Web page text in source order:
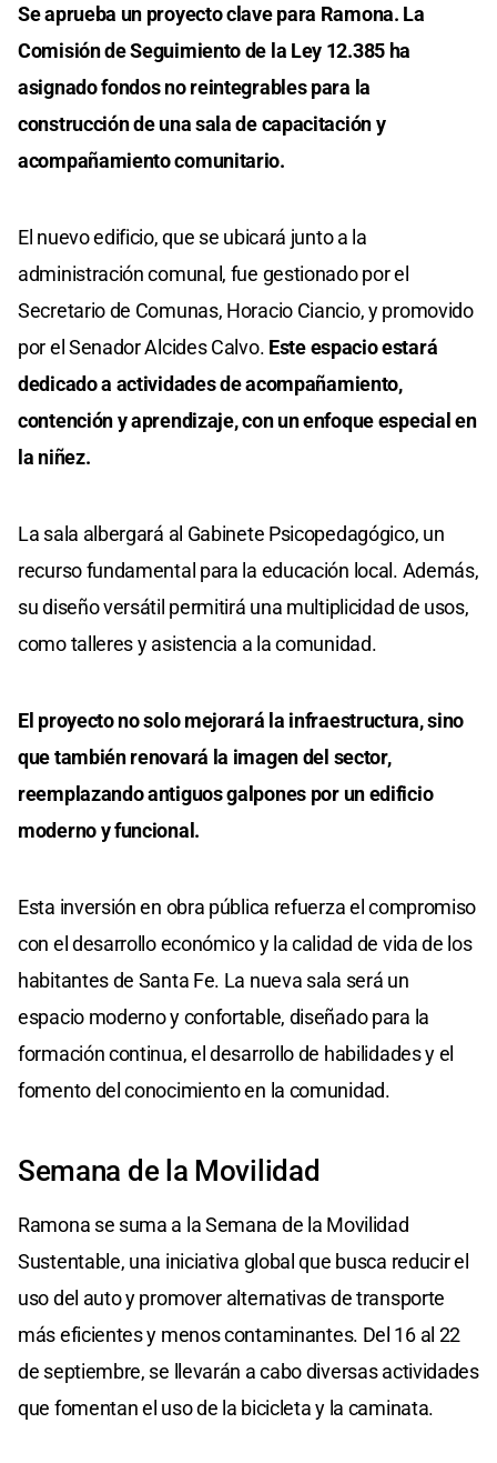
Se aprueba un proyecto clave para Ramona. La
Comisión de Seguimiento de la Ley 12.385 ha
asignado fondos no reintegrables para la
construcción de una sala de capacitación y
acompañamiento comunitario.
El nuevo edificio, que se ubicará junto a la
administración comunal, fue gestionado por el
Secretario de Comunas, Horacio Ciancio, y promovido
por el Senador Alcides Calvo. Este espacio estará
dedicado a actividades de acompañamiento,
contención y aprendizaje, con un enfoque especial en
la niñez.
La sala albergará al Gabinete Psicopedagógico, un
recurso fundamental para la educación local. Además,
su diseño versátil permitirá una multiplicidad de usos,
como talleres y asistencia a la comunidad.
El proyecto no solo mejorará la infraestructura, sino
que también renovará la imagen del sector,
reemplazando antiguos galpones por un edificio
moderno y funcional.
Esta inversión en obra pública refuerza el compromiso
con el desarrollo económico y la calidad de vida de los
habitantes de Santa Fe. La nueva sala será un
espacio moderno y confortable, diseñado para la
formación continua, el desarrollo de habilidades y el
fomento del conocimiento en la comunidad.
Semana de la Movilidad
Ramona se suma a la Semana de la Movilidad
Sustentable, una iniciativa global que busca reducir el
uso del auto y promover alternativas de transporte
más eficientes y menos contaminantes. Del 16 al 22
de septiembre, se llevarán a cabo diversas actividades
que fomentan el uso de la bicicleta y la caminata.